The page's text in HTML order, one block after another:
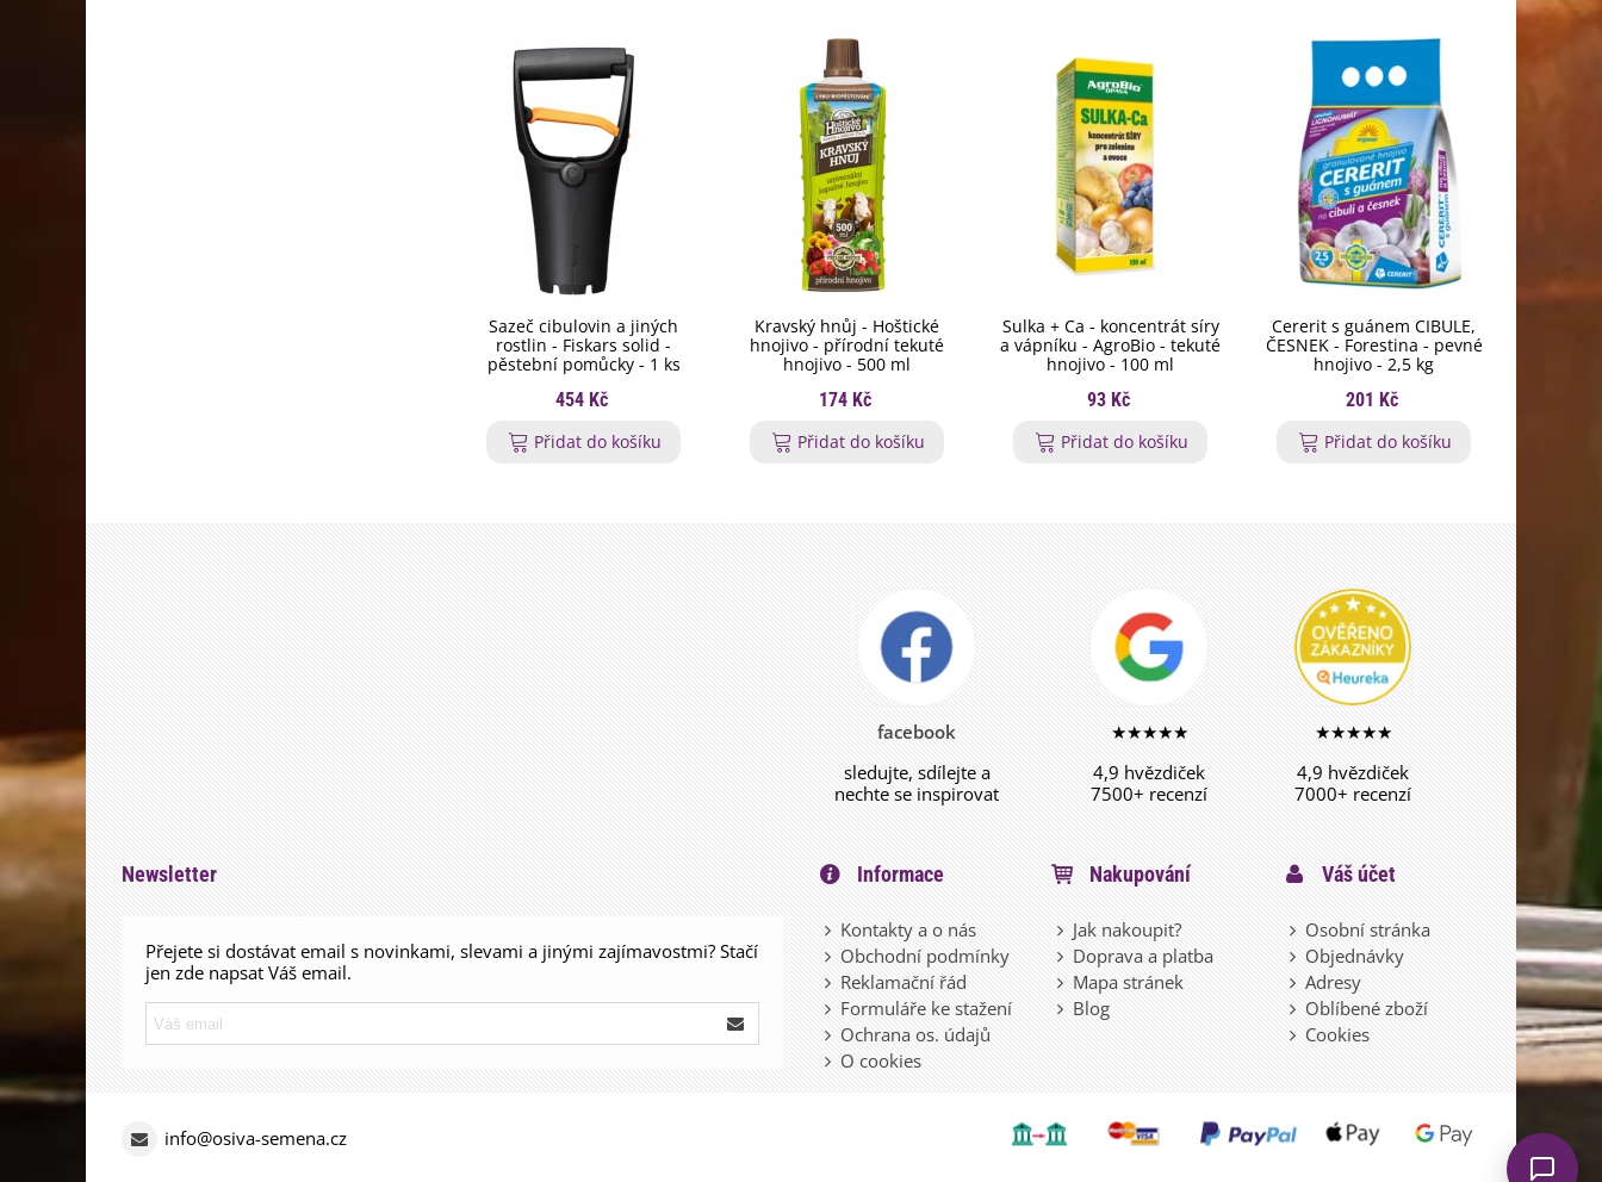
Sazeč cibulovin a jiných
rostlin - Fiskars solid -
pěstební pomůcky - 1 ks
454 Kč
Přidat do košíku
Kravský hnůj - Hoštické
hnojivo - přírodní tekuté
hnojivo - 500 ml
174 Kč
Přidat do košíku
Sulka + Ca - koncentrát síry
a vápníku - AgroBio - tekuté
hnojivo - 100 ml
93 Kč
Přidat do košíku
Cererit s guánem CIBULE,
ČESNEK - Forestina - pevné
hnojivo - 2,5 kg
201 Kč
Přidat do košíku
facebook
sledujte, sdílejte a
nechte se inspirovat
★★★★★
4,9 hvězdiček
7500+ recenzí
★★★★★
4,9 hvězdiček
7000+ recenzí
Newsletter
Přejete si dostávat email s novinkami, slevami a jinými zajímavostmi? Stačí
jen zde napsat Váš email.
Informace
Kontakty a o nás
Obchodní podmínky
Reklamační řád
Formuláře ke stažení
Ochrana os. údajů
O cookies
Nakupování
Jak nakoupit?
Doprava a platba
Mapa stránek
Blog
Váš účet
Osobní stránka
Objednávky
Adresy
Oblíbené zboží
Cookies
info@osiva-semena.cz